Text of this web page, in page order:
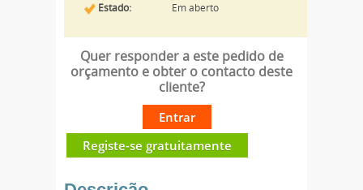
Estado: Em aberto
Quer responder a este pedido de
orçamento e obter o contacto deste
cliente?
Entrar
Registe-se gratuitamente